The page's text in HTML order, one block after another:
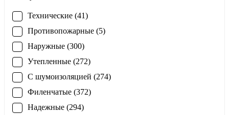
Технические (41)
Противопожарные (5)
Наружные (300)
Утепленные (272)
С шумоизоляцией (274)
Филенчатые (372)
Надежные (294)